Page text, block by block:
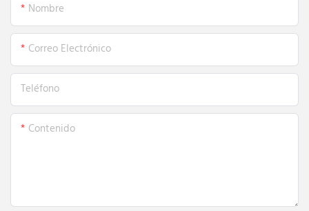
Nombre
Correo Electrónico
Teléfono
Contenido